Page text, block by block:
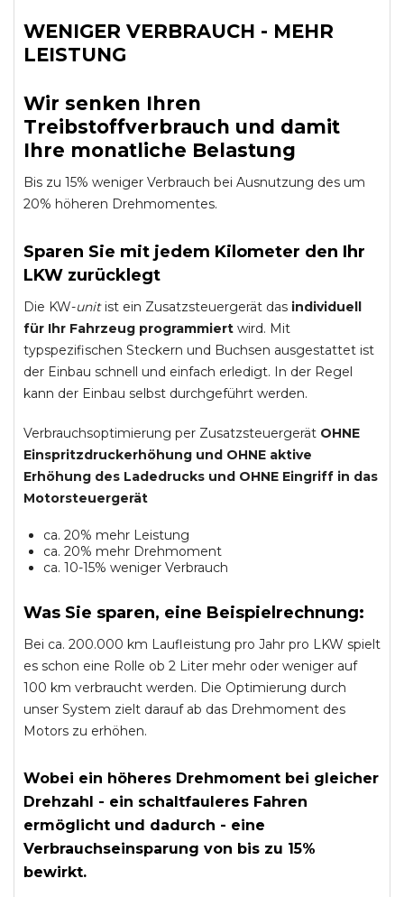
WENIGER VERBRAUCH - MEHR
LEISTUNG
Wir senken Ihren
Treibstoffverbrauch und damit
Ihre monatliche Belastung
Bis zu 15% weniger Verbrauch bei Ausnutzung des um
20% höheren Drehmomentes.
Sparen Sie mit jedem Kilometer den Ihr
LKW zurücklegt
Die KW-unitist ein Zusatzsteuergerät das individuell
für Ihr Fahrzeug programmiert wird. Mit
typspezifischen Steckern und Buchsen ausgestattet ist
der Einbau schnell und einfach erledigt. In der Regel
kann der Einbau selbst durchgeführt werden.
Verbrauchsoptimierung per Zusatzsteuergerät OHNE
Einspritzdruckerhöhung und OHNE aktive
Erhöhung des Ladedrucks und OHNE Eingriff in das
Motorsteuergerät
ca. 20% mehr Leistung
ca. 20% mehr Drehmoment
ca. 10-15% weniger Verbrauch
Was Sie sparen, eine Beispielrechnung:
Bei ca. 200.000 km Laufleistung pro Jahr pro LKW spielt
es schon eine Rolle ob 2 Liter mehr oder weniger auf
100 km verbraucht werden. Die Optimierung durch
unser System zielt darauf ab das Drehmoment des
Motors zu erhöhen.
Wobei ein höheres Drehmoment bei gleicher
Drehzahl - ein schaltfauleres Fahren
ermöglicht und dadurch - eine
Verbrauchseinsparung von bis zu 15%
bewirkt.